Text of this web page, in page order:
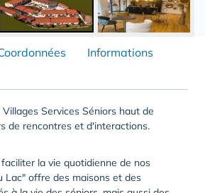
Informations
Services Séniors haut de
de rencontres et d'interactions.
la vie quotidienne de nos
Lac" offre des maisons et des